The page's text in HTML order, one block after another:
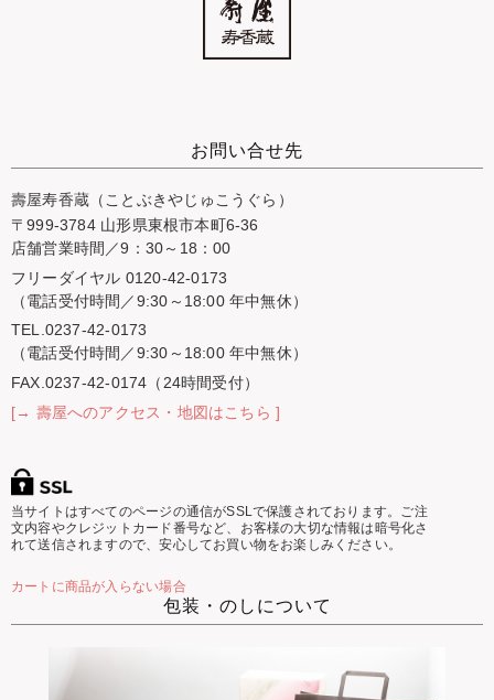
お問い合せ先
壽屋寿香蔵（ことぶきやじゅこうぐら）
〒999-3784 山形県東根市本町6-36
店舗営業時間／9：30～18：00
フリーダイヤル 0120-42-0173
（電話受付時間／9:30～18:00 年中無休）
TEL.0237-42-0173
（電話受付時間／9:30～18:00 年中無休）
FAX.0237-42-0174（24時間受付）
[→ 壽屋へのアクセス・地図はこちら ]
当サイトはすべてのページの通信がSSLで保護されております。ご注
文内容やクレジットカード番号など、お客様の大切な情報は暗号化さ
れて送信されますので、安心してお買い物をお楽しみください。
カートに商品が入らない場合
包装・のしについて